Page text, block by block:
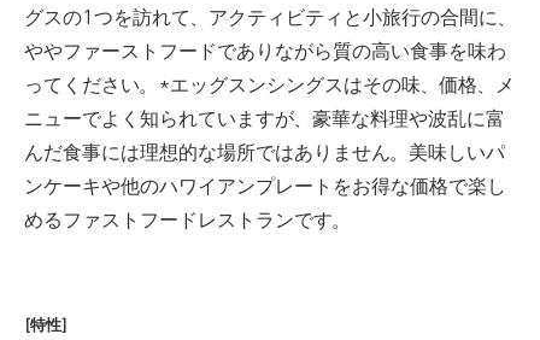
グスの1つを訪れて、アクティビティと小旅行の合間に、
ややファーストフードでありながら質の高い食事を味わ
ってください。
*エッグスンシングスはその味、価格、メ
ニューでよく知られていますが、豪華な料理や波乱に富
んだ食事には理想的な場所ではありません。 美味しいパ
ンケーキや他のハワイアンプレートをお得な価格で楽し
めるファストフードレストランです。
[特性]